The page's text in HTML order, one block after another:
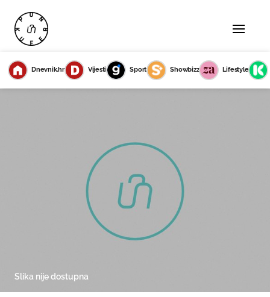
Dnevnik.hr Vijesti Sport Showbizz Lifestyle
Slika nije dostupna